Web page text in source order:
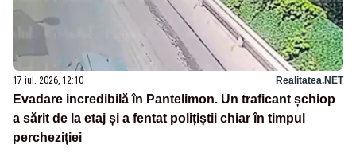
17 iul. 2026, 12:10 Realitatea.NET
Evadare incredibilă în Pantelimon. Un traficant șchiop
a sărit de la etaj și a fentat polițiștii chiar în timpul
percheziției